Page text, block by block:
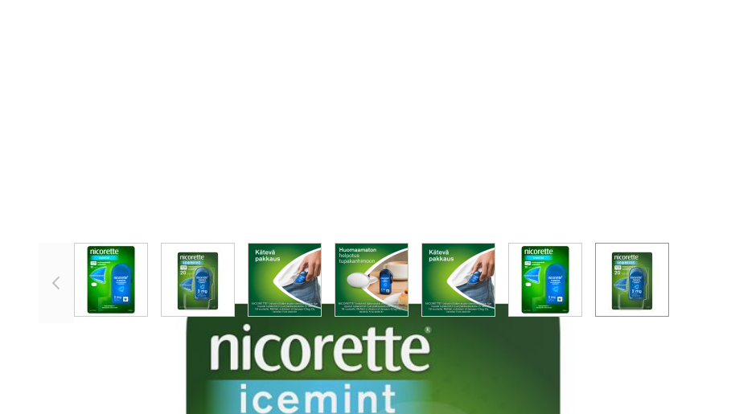
View larger imageView larger imageView larger imageView larger imageView larger imageView larger imageView larger image